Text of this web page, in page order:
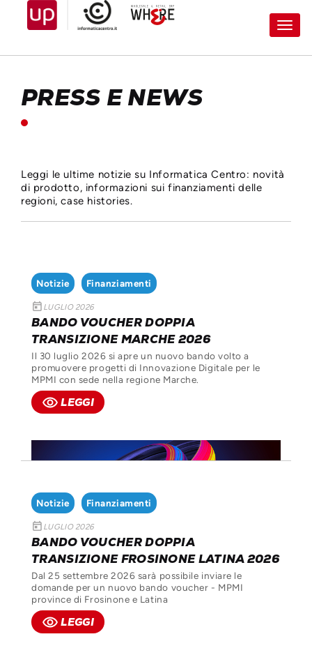
PRESS E NEWS
Leggi le ultime notizie su Informatica Centro: novità
di prodotto, informazioni sui finanziamenti delle
regioni, case histories.
Notizie Finanziamenti
today LUGLIO 2026
BANDO VOUCHER DOPPIA
TRANSIZIONE MARCHE 2026
Il 30 luglio 2026 si apre un nuovo bando volto a
promuovere progetti di Innovazione Digitale per le
MPMI con sede nella regione Marche.
remove_red_eye LEGGI
Notizie Finanziamenti
today LUGLIO 2026
BANDO VOUCHER DOPPIA
TRANSIZIONE FROSINONE LATINA 2026
Dal 25 settembre 2026 sarà possibile inviare le
domande per un nuovo bando voucher - MPMI
province di Frosinone e Latina
remove_red_eye LEGGI